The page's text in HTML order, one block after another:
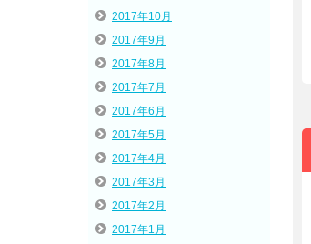
2017年10月
2017年9月
2017年8月
2017年7月
2017年6月
2017年5月
2017年4月
2017年3月
2017年2月
2017年1月